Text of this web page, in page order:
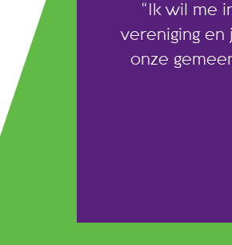
“Ik wil me
vereniging en
onze